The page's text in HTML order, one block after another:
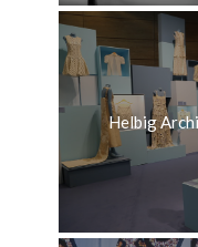
Helbig